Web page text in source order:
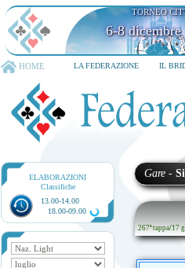
TORNEO
6-8 dicembre
HOME LA FEDERAZIONE IL
ELABORAZIONI
Classifiche
13.00-14.00
18.00-09.00
Gare -
267ª tappa/17